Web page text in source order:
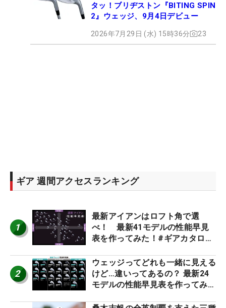
タッ！ブリヂストン『BITING SPIN
2』ウェッジ、9月4日デビュー
2026年7月29日 (水) 15時36分 23
ギア 週間アクセスランキング
1
最新アイアンはロフト角で選
べ！ 最新41モデルの性能早見
表を作ってみた！#ギアカタログ
2
ウェッジってどれも一緒に見える
けど…違いってあるの？ 最新24
モデルの性能早見表を作ってみ